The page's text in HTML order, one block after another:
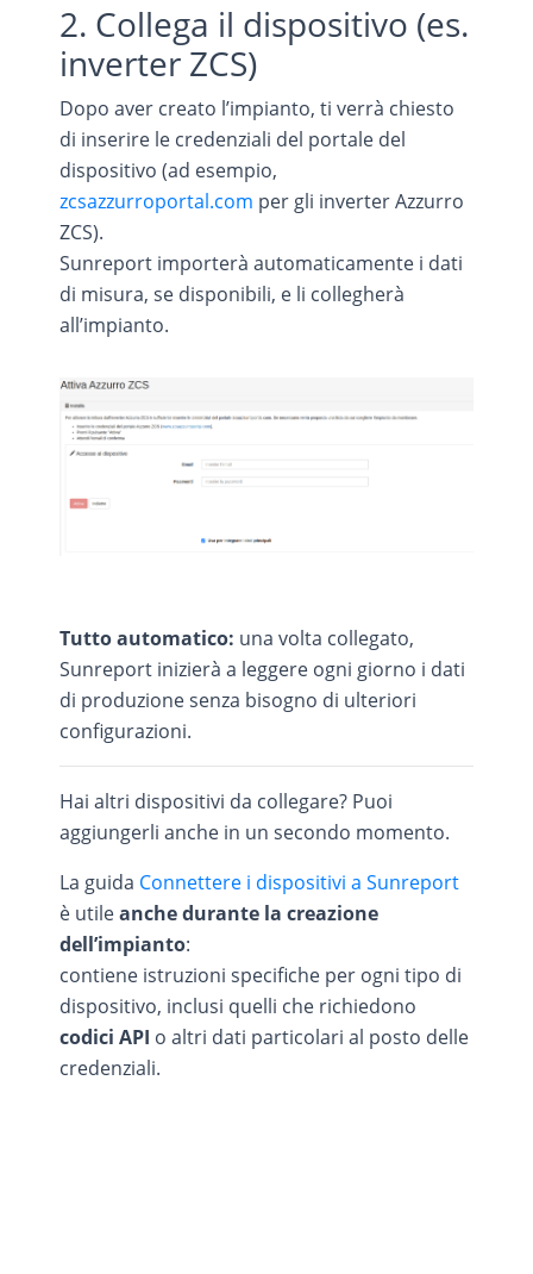
2. Collega il dispositivo (es.
inverter ZCS)
Dopo aver creato l’impianto, ti verrà chiesto
di inserire le credenziali del portale del
dispositivo (ad esempio,
zcsazzurroportal.com per gli inverter Azzurro
ZCS).
Sunreport importerà automaticamente i dati
di misura, se disponibili, e li collegherà
all’impianto.
Tutto automatico: una volta collegato,
Sunreport inizierà a leggere ogni giorno i dati
di produzione senza bisogno di ulteriori
configurazioni.
Hai altri dispositivi da collegare? Puoi
aggiungerli anche in un secondo momento.
La guida Connettere i dispositivi a Sunreport
è utileanche durante la creazione
dell’impianto:
contiene istruzioni specifiche per ogni tipo di
dispositivo, inclusi quelli che richiedono
codici API o altri dati particolari al posto delle
credenziali.